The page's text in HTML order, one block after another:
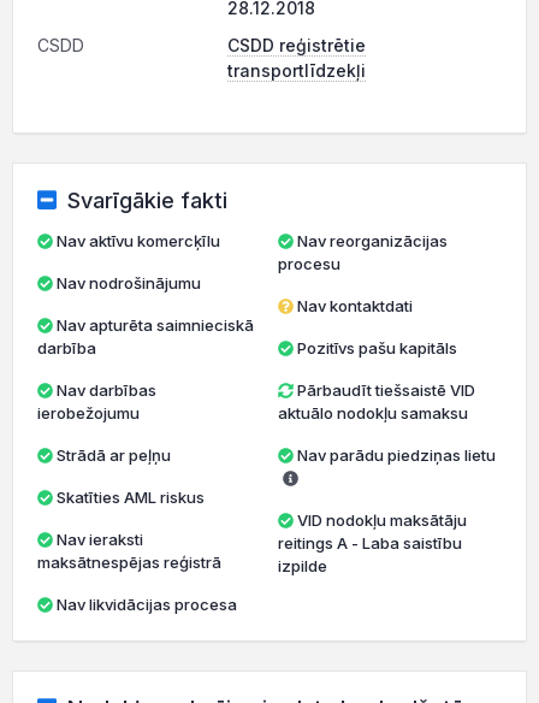
28.12.2018
CSDD
CSDD reģistrētie
transportlīdzekļi
Svarīgākie fakti
Nav aktīvu komercķīlu
Nav nodrošinājumu
darbība
ierobežojumu
Strādā ar peļņu
Skatīties AML riskus
maksātnespējas reģistrā
Nav likvidācijas procesa
Nav reorganizācijas
procesu
Nav kontaktdati
Pozitīvs pašu kapitāls
Pārbaudīt tiešsaistē VID
aktuālo nodokļu samaksu
Nav parādu piedziņas lietu
VID nodokļu maksātāju
reitings A - Laba saistību
izpilde